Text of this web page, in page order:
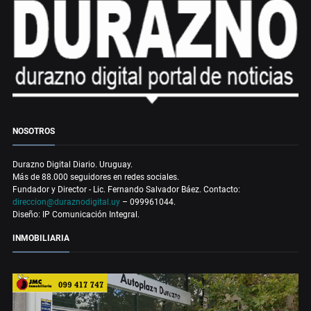
NOSOTROS
Durazno Digital Diario. Uruguay.
Más de 88.000 seguidores en redes sociales.
Fundador y Director - Lic. Fernando Salvador Báez. Contacto:
direccion@duraznodigital.uy – 099961044.
Diseño: IP Comunicación Integral.
INMOBILIARIA